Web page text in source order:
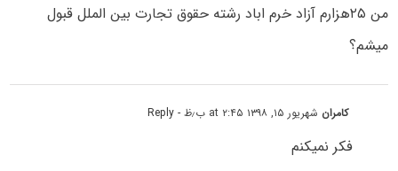
من ۲۵هزارم آزاد خرم اباد رشته حقوق تجارت بین الملل قبول
میشم؟
کامران شهریور ۱۵, ۱۳۹۸ at ۲:۴۵ ب٫ظ - Reply
فکر نمیکنم